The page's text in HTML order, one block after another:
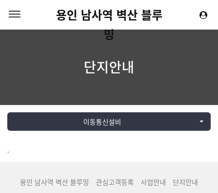
용인 남사역 벽산 블루
밍
단지안내
이동통신설비
.
용인 남사역 벽산 블루밍 관심고객등록 사업안내
단지안내